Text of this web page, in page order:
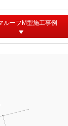
ルーフM型施工事例